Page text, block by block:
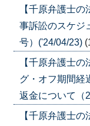
【千原弁護士
事訴訟のスケジ
号）('24/04/23)
【千原弁護士
グ・オフ期間経
返金について（
【千原弁護士